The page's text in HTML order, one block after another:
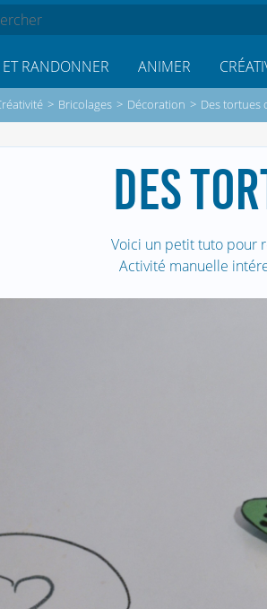
RANDONNER ANIMER
> Bricolages > Décoration > Des tortues
DES
Voici un petit tuto pour
Activité manuelle